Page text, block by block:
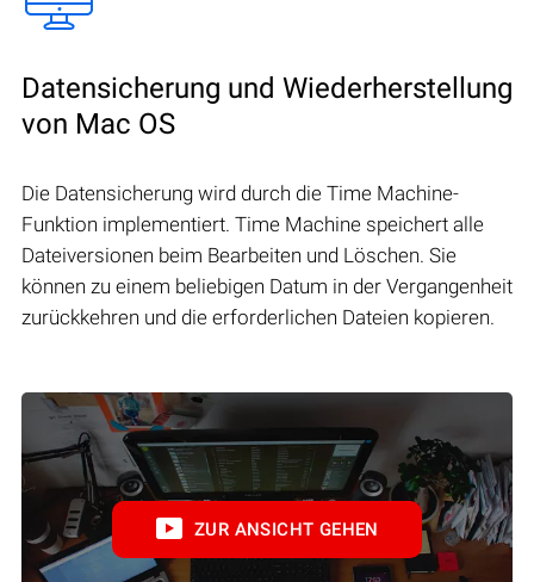
Datensicherung und Wiederherstellung
von Mac OS
Die Datensicherung wird durch die Time Machine-
Funktion implementiert. Time Machine speichert alle
Dateiversionen beim Bearbeiten und Löschen. Sie
können zu einem beliebigen Datum in der Vergangenheit
zurückkehren und die erforderlichen Dateien kopieren.
ZUR ANSICHT GEHEN